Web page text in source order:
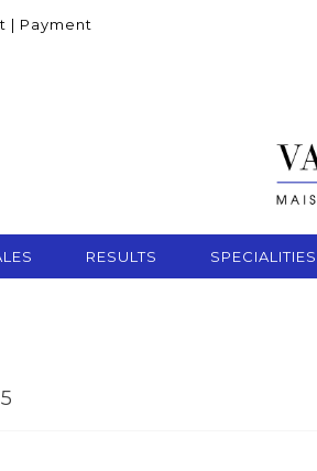
| Payment
RESULTS SPECIALITIES